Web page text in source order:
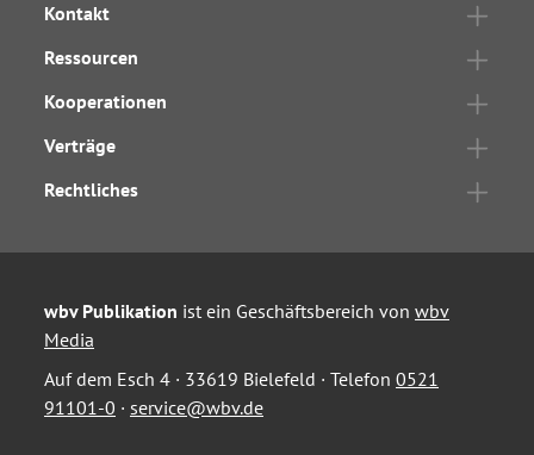
Kontakt
Ressourcen
Kooperationen
Verträge
Rechtliches
wbv Publikation ist ein Geschäftsbereich von wbv
Media
Auf dem Esch 4 · 33619 Bielefeld · Telefon 0521
91101-0 · service@wbv.de